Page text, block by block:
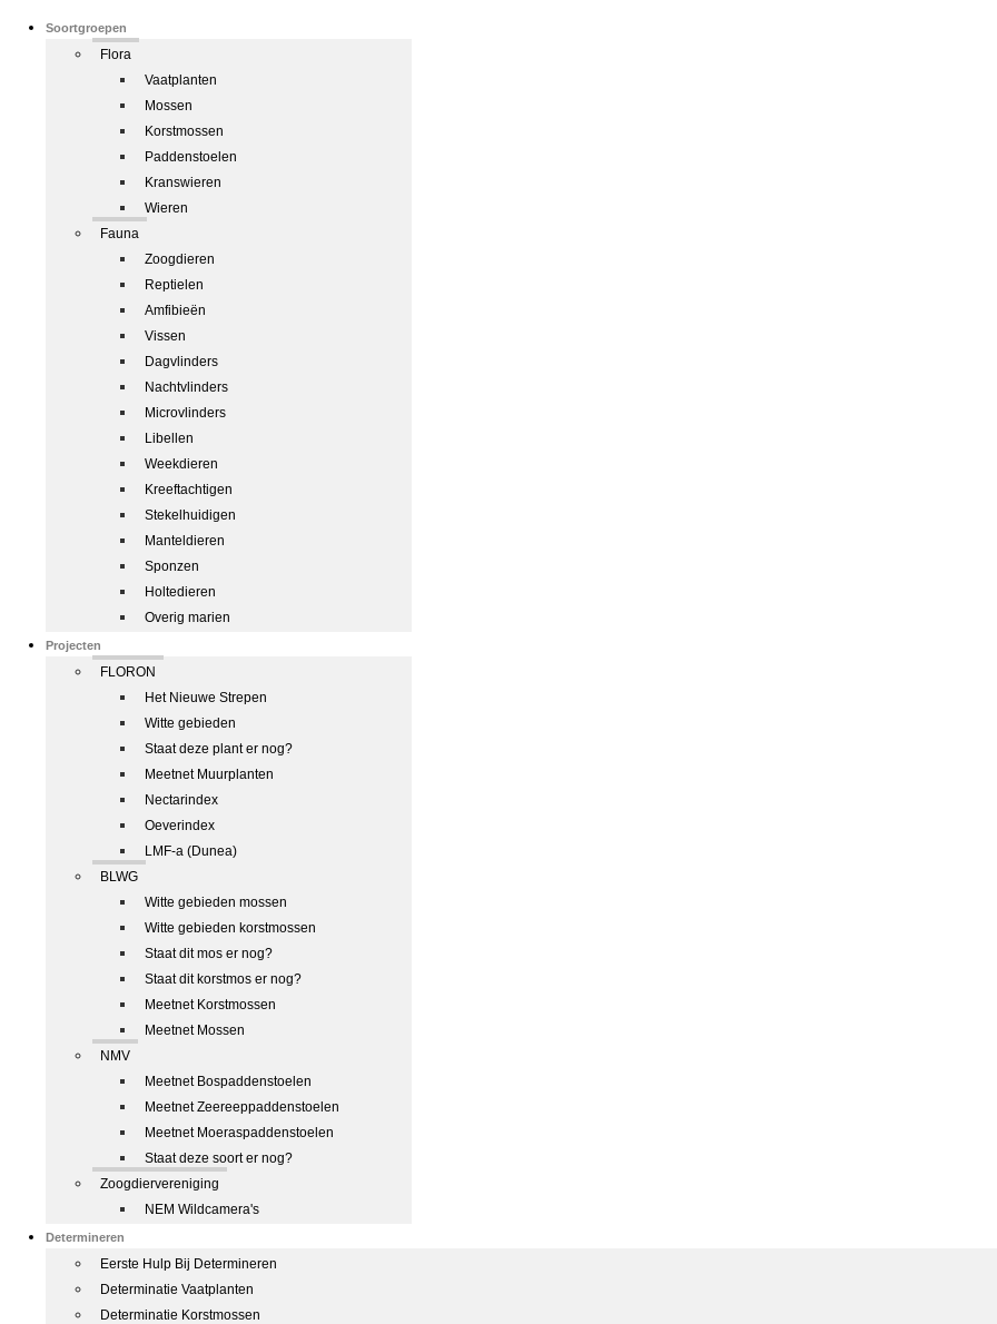
Soortgroepen
Flora
Vaatplanten
Mossen
Korstmossen
Paddenstoelen
Kranswieren
Wieren
Fauna
Zoogdieren
Reptielen
Amfibieën
Vissen
Dagvlinders
Nachtvlinders
Microvlinders
Libellen
Weekdieren
Kreeftachtigen
Stekelhuidigen
Manteldieren
Sponzen
Holtedieren
Overig marien
Projecten
FLORON
Het Nieuwe Strepen
Witte gebieden
Staat deze plant er nog?
Meetnet Muurplanten
Nectarindex
Oeverindex
LMF-a (Dunea)
BLWG
Witte gebieden mossen
Witte gebieden korstmossen
Staat dit mos er nog?
Staat dit korstmos er nog?
Meetnet Korstmossen
Meetnet Mossen
NMV
Meetnet Bospaddenstoelen
Meetnet Zeereeppaddenstoelen
Meetnet Moeraspaddenstoelen
Staat deze soort er nog?
Zoogdiervereniging
NEM Wildcamera's
Determineren
Eerste Hulp Bij Determineren
Determinatie Vaatplanten
Determinatie Korstmossen